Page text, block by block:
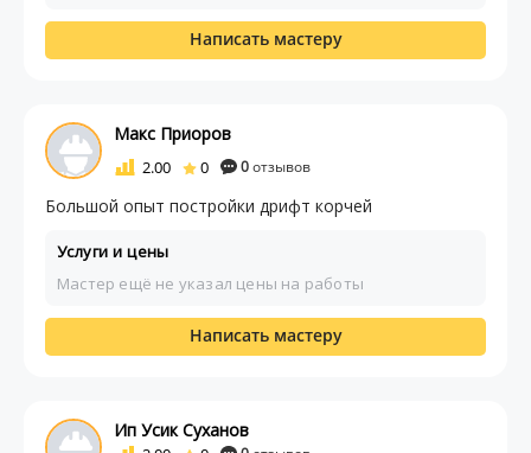
Написать мастеру
Макс Приоров
2.00 0 0отзывов
Большой опыт постройки дрифт корчей
Услуги и цены
Мастер ещё не указал цены на работы
Написать мастеру
Ип Усик Суханов